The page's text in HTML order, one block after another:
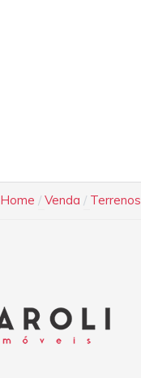
Home Venda Terrenos